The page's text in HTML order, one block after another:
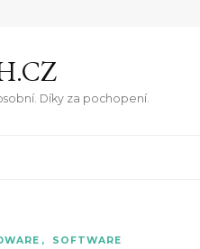
Díky za pochopení.
SOFTWARE